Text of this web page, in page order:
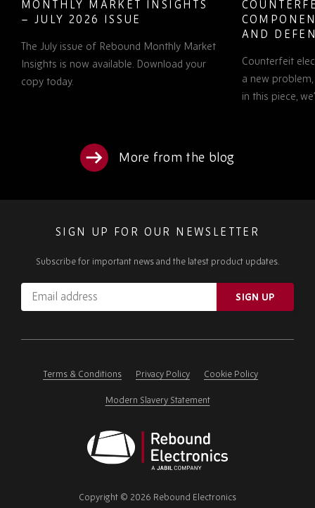
MONTHLY MARKET INSIGHTS
– JULY 2026 ISSUE
The July issue of Rebound Monthly Market
Insights is now available. Download your
copy today.
AND
TO KNOW
Counterfeit
a new
in this piece,
More from the blog
SIGN UP FOR OUR NEWSLETTER
Subscribe for important news and the latest product updates.
Email
address
ignore
SIGN UP
Terms & Conditions Privacy Policy Cookie Policy
Modern Slavery Statement
Electronics
Copyright © 2026 Rebound Electronics